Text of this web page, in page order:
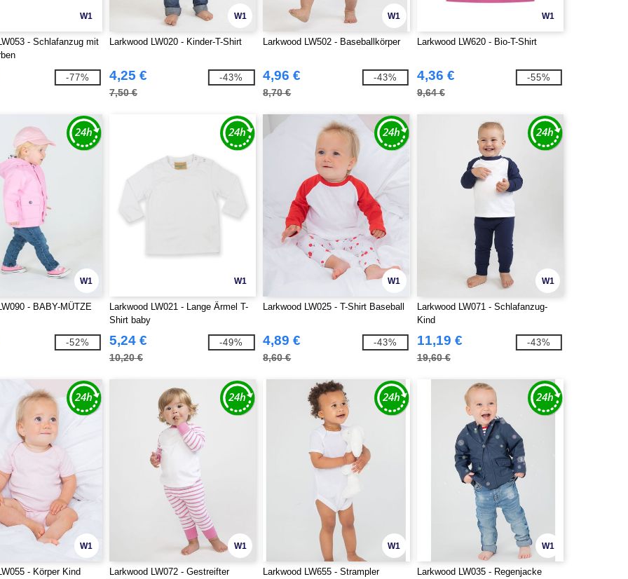
W1
- Schlafanzug mit
-77%
W1
Larkwood LW020 - Kinder-T-Shirt
4,25 €
7,50 €
-43%
W1
Larkwood LW502 - Baseballkörper
4,96 €
8,70 €
-43%
W1
Larkwood LW620 - Bio-T-Shirt
4,36 €
9,64 €
-55%
W1
- BABY-MÜTZE
-52%
W1
Larkwood LW021 - Lange Ärmel T-
Shirt baby
5,24 €
10,20 €
-49%
W1
Larkwood LW025 - T-Shirt Baseball
4,89 €
8,60 €
-43%
W1
Larkwood LW071 - Schlafanzug-
Kind
11,19 €
19,60 €
-43%
W1
- Körper Kind
W1
Larkwood LW072 - Gestreifter
W1
Larkwood LW655 - Strampler
W1
Larkwood LW035 - Regenjacke